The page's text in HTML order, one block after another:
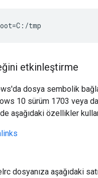
etkinleştirme
dosya sembolik
10 sürüm 1703 veya
aşağıdaki özellikler
dosyanıza aşağıdaki